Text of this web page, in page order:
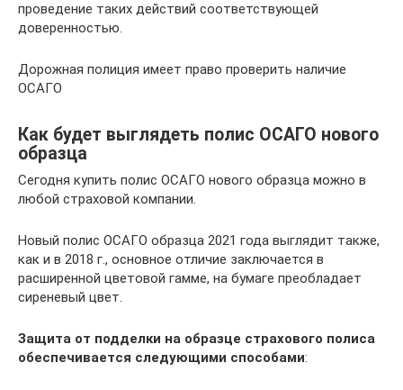
проведение таких действий соответствующей
доверенностью.
Дорожная полиция имеет право проверить наличие
ОСАГО
Как будет выглядеть полис ОСАГО нового
образца
Сегодня купить полис ОСАГО нового образца можно в
любой страховой компании.
Новый полис ОСАГО образца 2021 года выглядит также,
как и в 2018 г., основное отличие заключается в
расширенной цветовой гамме, на бумаге преобладает
сиреневый цвет.
Защита от подделки на образце страхового полиса
обеспечивается следующими способами: